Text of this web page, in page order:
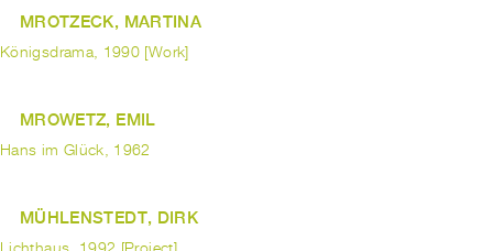
MROTZECK, MARTINA
Königsdrama, 1990 [Work]
MROWETZ, EMIL
Hans im Glück, 1962
MÜHLENSTEDT, DIRK